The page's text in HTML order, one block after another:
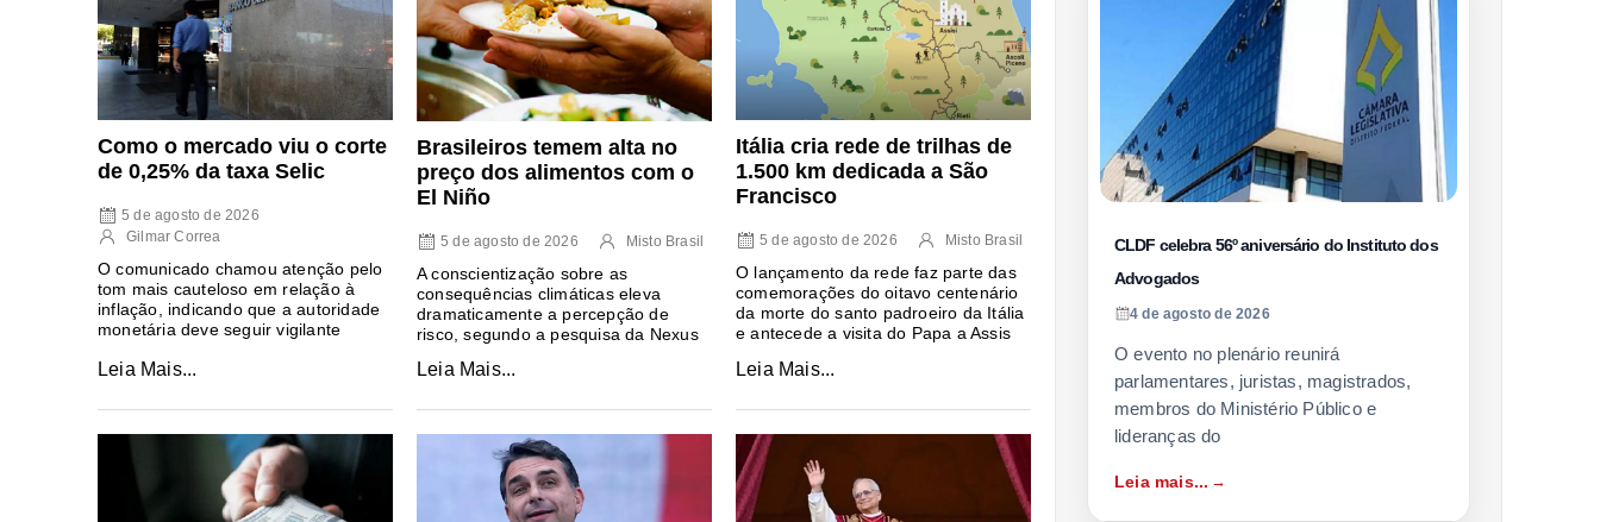
Como o mercado viu o corte
de 0,25% da taxa Selic
5 de agosto de 2026
Gilmar Correa
O comunicado chamou atenção pelo
tom mais cauteloso em relação à
inflação, indicando que a autoridade
monetária deve seguir vigilante
Leia Mais...
Brasileiros temem alta no
preço dos alimentos com o
El Niño
5 de agosto de 2026 Misto Brasil
A conscientização sobre as
consequências climáticas eleva
dramaticamente a percepção de
risco, segundo a pesquisa da Nexus
Leia Mais...
Itália cria rede de trilhas de
1.500 km dedicada a São
Francisco
5 de agosto de 2026 Misto Brasil
O lançamento da rede faz parte das
comemorações do oitavo centenário
da morte do santo padroeiro da Itália
e antecede a visita do Papa a Assis
Leia Mais...
CLDF celebra 56º aniversário do Instituto dos
Advogados
4 de agosto de 2026
O evento no plenário reunirá
parlamentares, juristas, magistrados,
membros do Ministério Público e
lideranças do
Leia mais...